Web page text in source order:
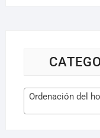
Ordenación del